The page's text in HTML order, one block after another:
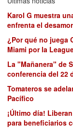
Karol G muestra
enfrenta el
¿Por qué no juega
Miami por la
La "Mañanera" de
conferencia del 22
Tomateros se
Pacífico
¡Último día!
para beneficiarios